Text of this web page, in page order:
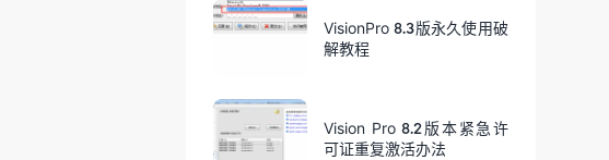
VisionPro 8.3版永久使用破
解教程
Vision Pro 8.2版本紧急许
可证重复激活办法